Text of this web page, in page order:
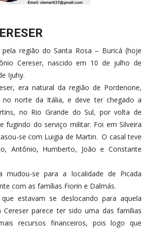
pela região do Santa Rosa – Buricá (hoje
Cereser, nascido em 10 de julho de
Ijuhy.
era natural da região de Pordenone,
no norte da Itália, e deve ter chegado a
no Rio Grande do Sul, por volta de
fugindo do serviço militar. Foi em Silveira
se com Luigia de Martin. O casal teve
Antônio, Humberto, João e Constante
mudou-se para a localidade de Picada
com as famílias Fiorin e Dalmás.
estavam se deslocando para aquela
Cereser parece ter sido uma das famílias
recursos financeiros, pois logo que